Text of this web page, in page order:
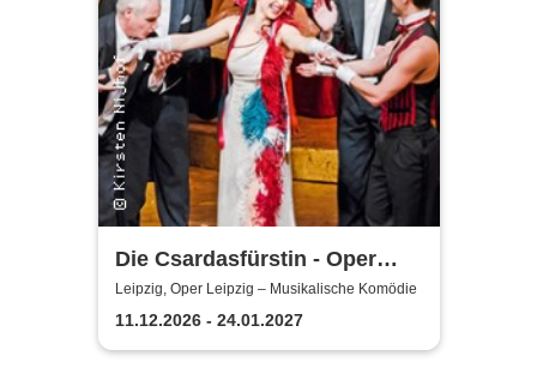
Die Csardasfürstin - Oper
Leipzig
Leipzig, Oper Leipzig – Musikalische Komödie
11.12.2026 - 24.01.2027